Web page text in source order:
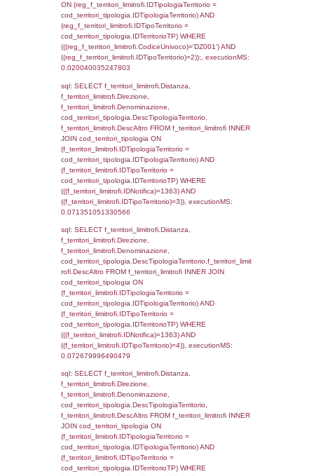
sql: SELECT * FROM d2_autorizzazioni
IDNotifica=1363, executionMS:
sql: SELECT Ispezione, IDArticoloComma,
StatoIspezione,
DATE_FORMAT(DataChiusura, '%d/%m/
DataChiusura,
'%d/%m/%Y') as DataUltimoPIR FROM
WHERE (((d3_ispezioni.IDNotifica)=1363)),
0.00085306167602539
sql: SELECT el_nazioni.DescIT,
FROM f_confini_stato INNER JOIN
f_confini_stato.IDNotifica = 1363;,
0.00051689147949219
sql: SELECT el_regioni.Regione,
el_comuni.Comune,
f_confini INNER JOIN ((el_comuni INNER
ON el_comuni.IstProvincia =
INNER JOIN el_regioni ON
el_regioni.IstRegione) ON
el_comuni.IstComune WHERE
(((f_confini.IDNotifica)=1363));,
0.000640869140625
sql: SELECT
SEPARATOR '; ') AS DescAltro,